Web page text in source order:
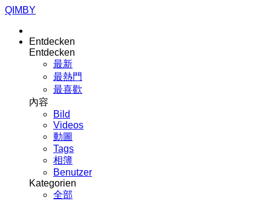
QIMBY
Entdecken
Entdecken
最新
最熱門
最喜歡
內容
Bild
Videos
動圖
Tags
相簿
Benutzer
Kategorien
全部